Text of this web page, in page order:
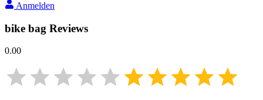
Anmelden
bike bag Reviews
0.00